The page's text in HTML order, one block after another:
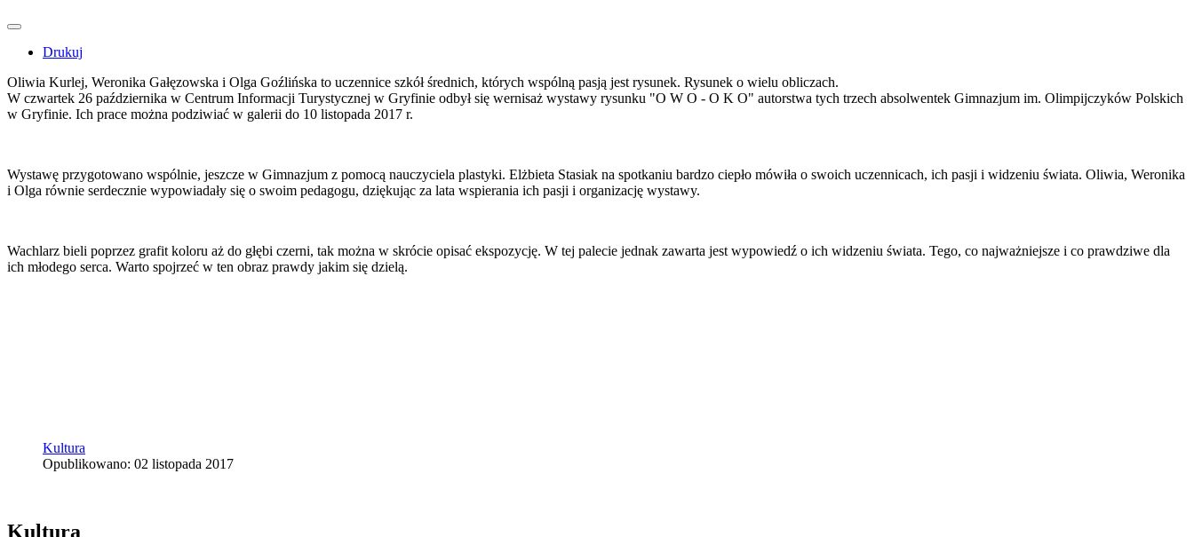
Drukuj
Oliwia Kurlej, Weronika Gałęzowska i Olga Goźlińska to uczennice szkół średnich, których wspólną pasją jest rysunek. Rysunek o wielu obliczach.
W czwartek 26 października w Centrum Informacji Turystycznej w Gryfinie odbył się wernisaż wystawy rysunku "O W O - O K O" autorstwa tych trzech absolwentek Gimnazjum im. Olimpijczyków Polskich
w Gryfinie. Ich prace można podziwiać w galerii do 10 listopada 2017 r.
Wystawę przygotowano wspólnie, jeszcze w Gimnazjum z pomocą nauczyciela plastyki. Elżbieta Stasiak na spotkaniu bardzo ciepło mówiła o swoich uczennicach, ich pasji i widzeniu świata. Oliwia, Weronika
i Olga równie serdecznie wypowiadały się o swoim pedagogu, dziękując za lata wspierania ich pasji i organizację wystawy.
Wachlarz bieli poprzez grafit koloru aż do głębi czerni, tak można w skrócie opisać ekspozycję. W tej palecie jednak zawarta jest wypowiedź o ich widzeniu świata. Tego, co najważniejsze i co prawdziwe dla
ich młodego serca. Warto spojrzeć w ten obraz prawdy jakim się dzielą.
Kultura
Opublikowano: 02 listopada 2017
Kultura